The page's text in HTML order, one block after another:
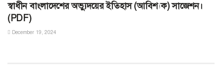
স্বাধীন বাংলাদেশের অভ্যুদয়ের ইতিহাস (আবিশ্যক) সাজেশন।
(PDF)
December 19, 2024